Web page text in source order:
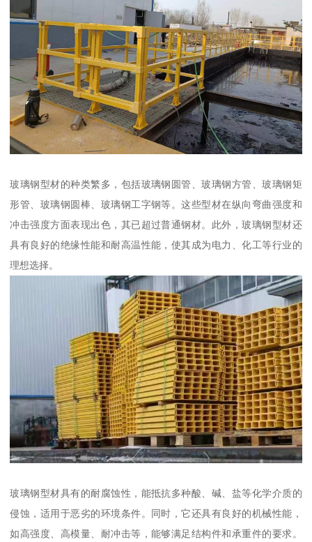
玻璃钢型材的种类繁多，包括玻璃钢圆管、玻璃钢方管、玻璃钢矩
形管、玻璃钢圆棒、玻璃钢工字钢等。这些型材在纵向弯曲强度和
冲击强度方面表现出色，其已超过普通钢材。此外，玻璃钢型材还
具有良好的绝缘性能和耐高温性能，使其成为电力、化工等行业的
理想选择。
玻璃钢型材具有的耐腐蚀性，能抵抗多种酸、碱、盐等化学介质的
侵蚀，适用于恶劣的环境条件。同时，它还具有良好的机械性能，
如高强度、高模量、耐冲击等，能够满足结构件和承重件的要求。